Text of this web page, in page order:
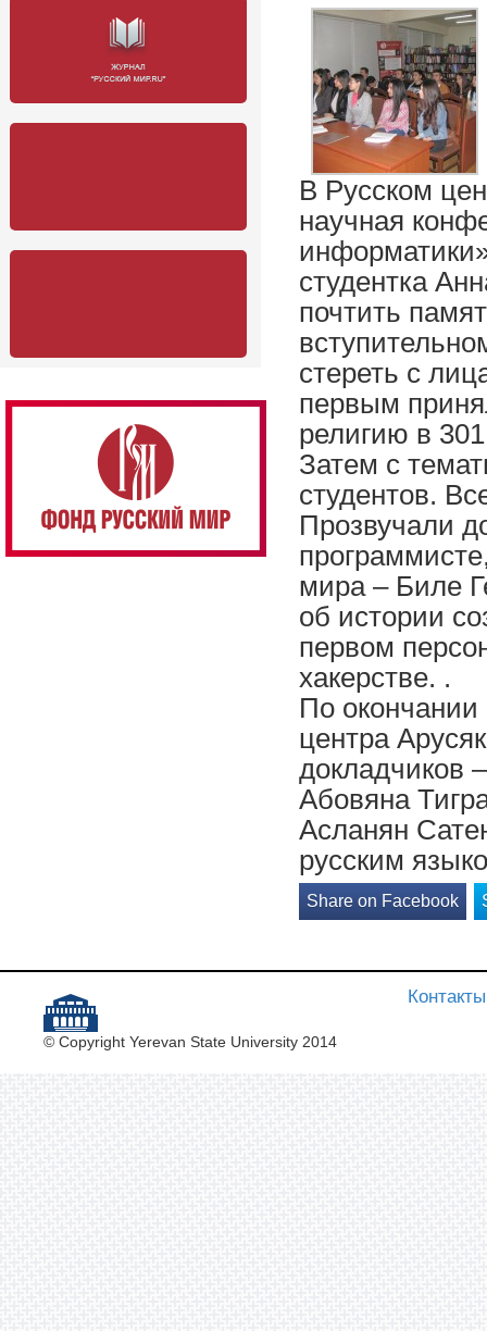
В Русском
научная
студентка
почтить
стереть с
первым
религию в 301
Затем с
студентов.
Прозвучали
мира – Биле
об истории
первом
хакерстве. .
По окончании
центра
докладчиков
Абовяна
Асланян
русским
Share on Facebook
© Copyright Yerevan State University 2014
Контакты